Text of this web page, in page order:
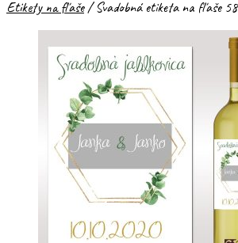
Etikety na fľaše/Svadobná etiketa na fľaše 58